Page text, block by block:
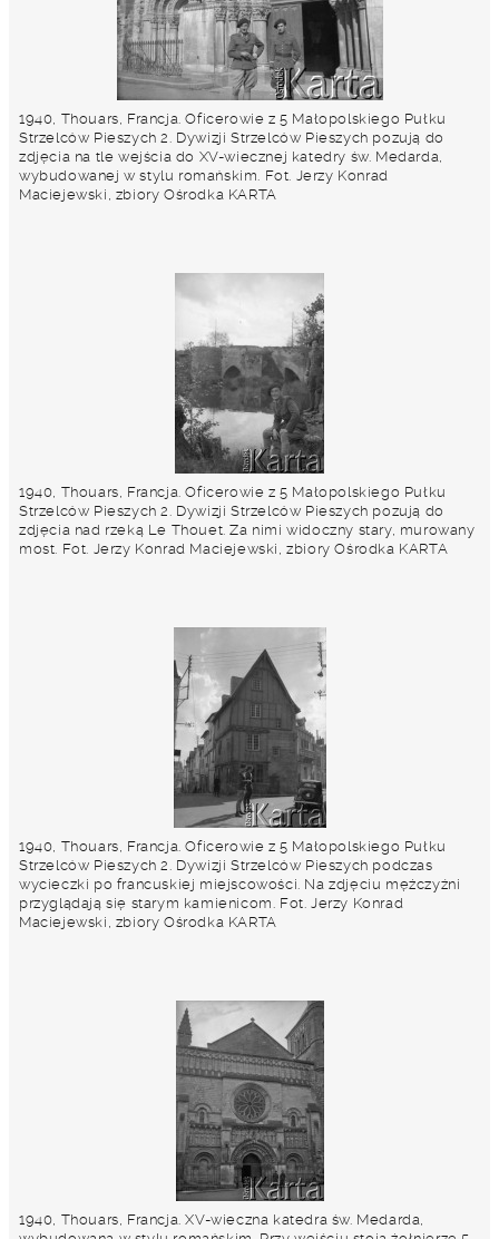
1940, Thouars, Francja. Oficerowie z 5 Małopolskiego Pułku
Strzelców Pieszych 2. Dywizji Strzelców Pieszych pozują do
zdjęcia na tle wejścia do XV-wiecznej katedry św. Medarda,
wybudowanej w stylu romańskim. Fot. Jerzy Konrad
Maciejewski, zbiory Ośrodka KARTA
1940, Thouars, Francja. Oficerowie z 5 Małopolskiego Pułku
Strzelców Pieszych 2. Dywizji Strzelców Pieszych pozują do
zdjęcia nad rzeką Le Thouet. Za nimi widoczny stary, murowany
most. Fot. Jerzy Konrad Maciejewski, zbiory Ośrodka KARTA
1940, Thouars, Francja. Oficerowie z 5 Małopolskiego Pułku
Strzelców Pieszych 2. Dywizji Strzelców Pieszych podczas
wycieczki po francuskiej miejscowości. Na zdjęciu mężczyźni
przyglądają się starym kamienicom. Fot. Jerzy Konrad
Maciejewski, zbiory Ośrodka KARTA
1940, Thouars, Francja. XV-wieczna katedra św. Medarda,